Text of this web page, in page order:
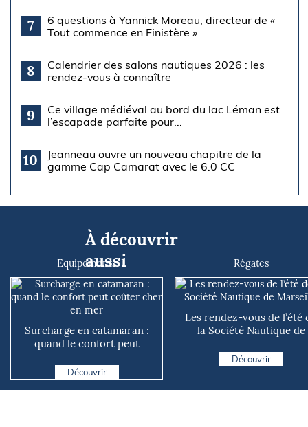
7
6 questions à Yannick Moreau, directeur de «
Tout commence en Finistère »
8
Calendrier des salons nautiques 2026 : les
rendez-vous à connaître
9
Ce village médiéval au bord du lac Léman est
l’escapade parfaite pour...
10
Jeanneau ouvre un nouveau chapitre de la
gamme Cap Camarat avec le 6.0 CC
À découvrir
aussi
Equipements
Surcharge en catamaran :
quand le confort peut
Découvrir
Régates
Les rendez-vous de l’été
la Société Nautique de
Découvrir